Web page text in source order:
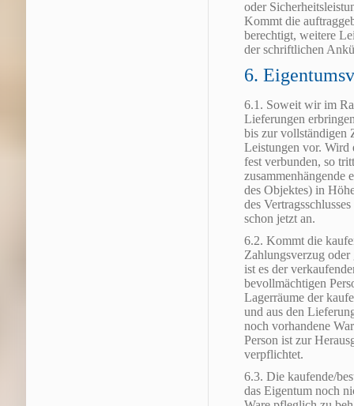
oder
Kommt die
berechtigt, weitere
der schriftlichen
6.
6.1. Soweit wir im
Lieferungen
bis zur vollständigen
Leistungen vor. Wird
fest verbunden, so
zusammenhängende
des Objektes) in
des
schon jetzt an.
6.2. Kommt die
Zahlungsverzug
ist es der
bevollmächtigen
Lagerräume der
und aus den
noch vorhandene
Person ist zur
verpflichtet.
6.3. Die kaufende/
das Eigentum noch